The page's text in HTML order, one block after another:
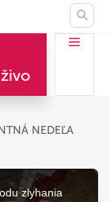
NEDEĽA
zlyhania